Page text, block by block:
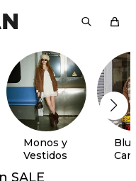
Monos y
Vestidos
SALE